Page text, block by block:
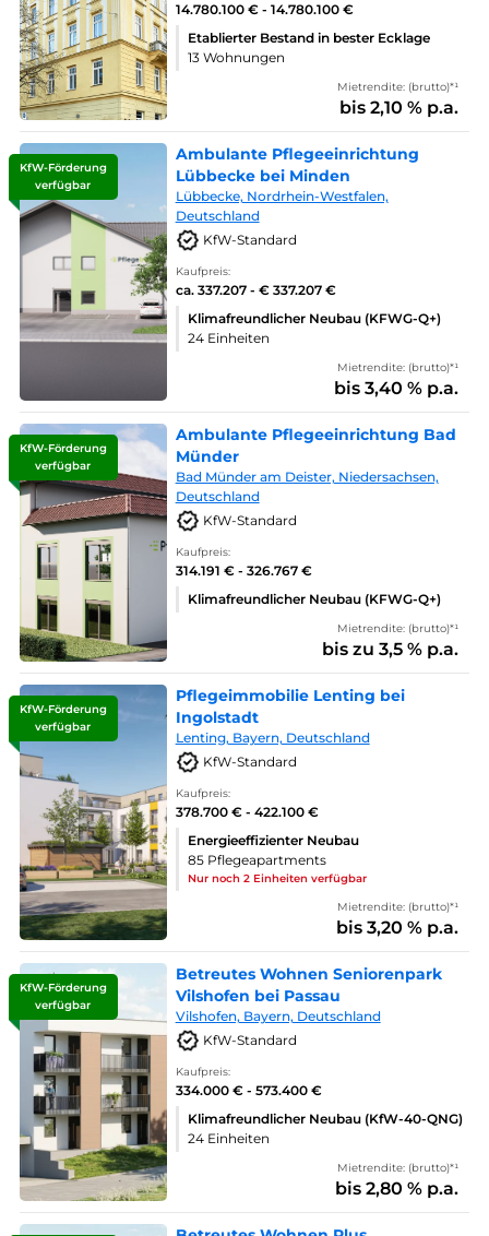
14.780.100 € - 14.780.100 €
Etablierter Bestand in bester Ecklage
13 Wohnungen
Mietrendite: (brutto)*¹
bis 2,10 % p.a.
KfW-Förderung
verfügbar
Ambulante Pflegeeinrichtung
Lübbecke bei Minden
Lübbecke, Nordrhein-Westfalen,
Deutschland
KfW-Standard
Kaufpreis:
ca. 337.207 - € 337.207 €
Klimafreundlicher Neubau (KFWG-Q+)
24 Einheiten
Mietrendite: (brutto)*¹
bis 3,40 % p.a.
KfW-Förderung
verfügbar
Ambulante Pflegeeinrichtung Bad
Münder
Bad Münder am Deister, Niedersachsen,
Deutschland
KfW-Standard
Kaufpreis:
314.191 € - 326.767 €
Klimafreundlicher Neubau (KFWG-Q+)
Mietrendite: (brutto)*¹
bis zu 3,5 % p.a.
KfW-Förderung
verfügbar
Pflegeimmobilie Lenting bei
Ingolstadt
Lenting, Bayern, Deutschland
KfW-Standard
Kaufpreis:
378.700 € - 422.100 €
Energieeffizienter Neubau
85 Pflegeapartments
Nur noch 2 Einheiten verfügbar
Mietrendite: (brutto)*¹
bis 3,20 % p.a.
KfW-Förderung
verfügbar
Betreutes Wohnen Seniorenpark
Vilshofen bei Passau
Vilshofen, Bayern, Deutschland
KfW-Standard
Kaufpreis:
334.000 € - 573.400 €
Klimafreundlicher Neubau (KfW-40-QNG)
24 Einheiten
Mietrendite: (brutto)*¹
bis 2,80 % p.a.